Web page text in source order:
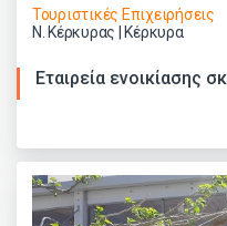
Τουριστικές Επιχειρήσεις
Ν. Κέρκυρας | Κέρκυρα
Εταιρεία ενοικίασης